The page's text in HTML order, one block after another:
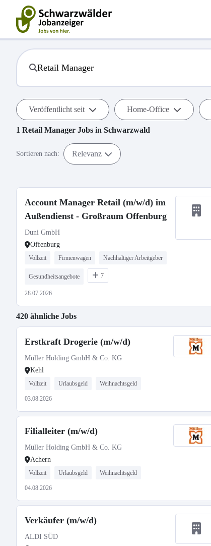
Veröffentlicht seit Home-Office
1 Retail Manager Jobs in Schwarzwald
Sortieren nach: Relevanz
Account Manager Retail (m/w/d) im
Außendienst - Großraum Offenburg
Duni GmbH
Offenburg
Vollzeit Firmenwagen Nachhaltiger Arbeitgeber
Gesundheitsangebote 7
28.07.2026
420 ähnliche Jobs
Erstkraft Drogerie (m/w/d)
Müller Holding GmbH & Co. KG
Kehl
Vollzeit Urlaubsgeld Weihnachtsgeld
03.08.2026
Filialleiter (m/w/d)
Müller Holding GmbH & Co. KG
Achern
Vollzeit Urlaubsgeld Weihnachtsgeld
04.08.2026
Verkäufer (m/w/d)
ALDI SÜD